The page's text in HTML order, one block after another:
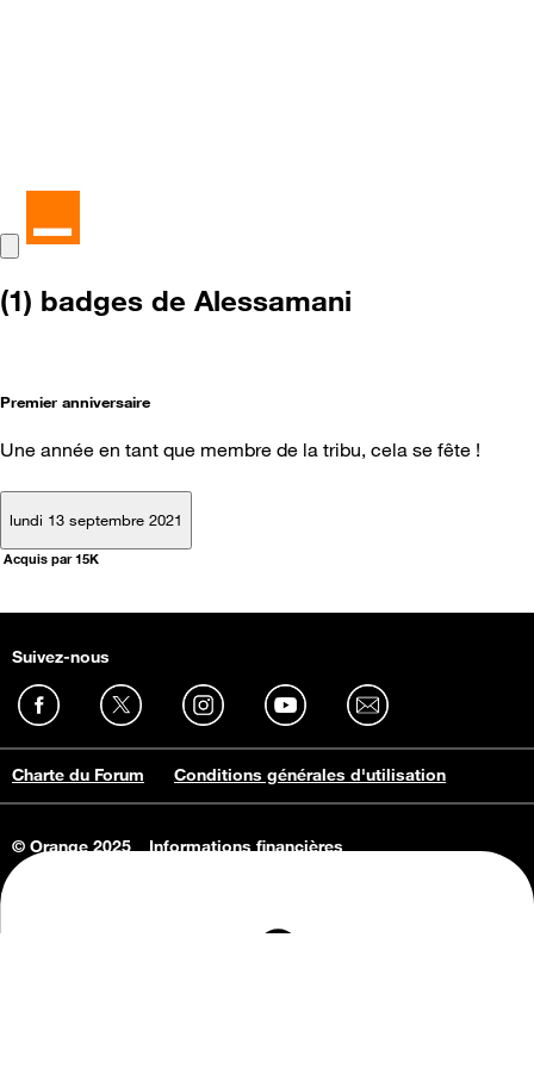
(1) badges de Alessamani
Premier anniversaire
Une année en tant que membre de la tribu, cela se fête !
lundi 13 septembre 2021
Acquis par 15K
Suivez-nous
Charte du Forum Conditions générales d'utilisation
© Orange 2025
Informations financières